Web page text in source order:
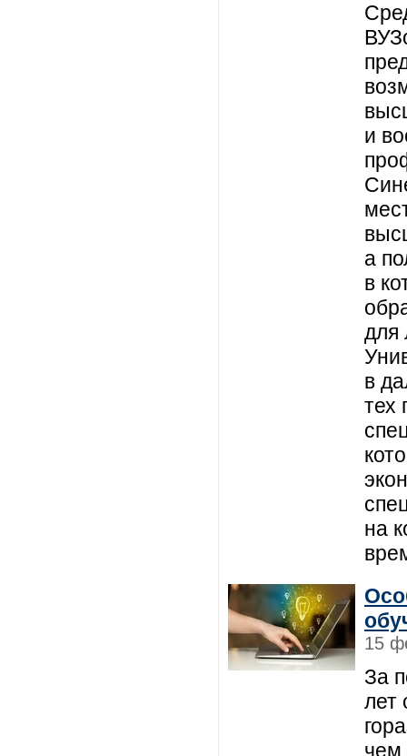
и
а
в
для
в
тех
на
15
За
лет
чем